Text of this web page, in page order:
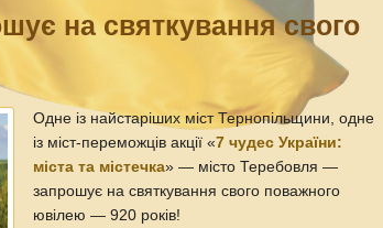
на святкування свого
Одне із найстаріших міст Тернопільщини, одне
із міст-переможців акції «7 чудес України:
міста та містечка» — місто Теребовля —
запрошує на святкування свого поважного
ювілею — 920 років!